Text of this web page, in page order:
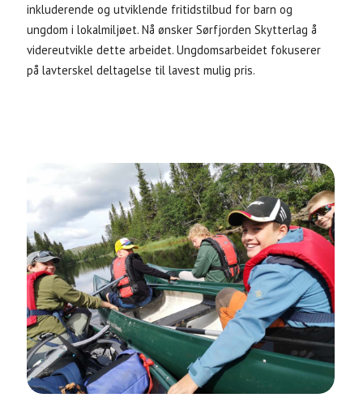
inkluderende og utviklende fritidstilbud for barn og
ungdom i lokalmiljøet. Nå ønsker Sørfjorden Skytterlag å
videreutvikle dette arbeidet. Ungdomsarbeidet fokuserer
på lavterskel deltagelse til lavest mulig pris.